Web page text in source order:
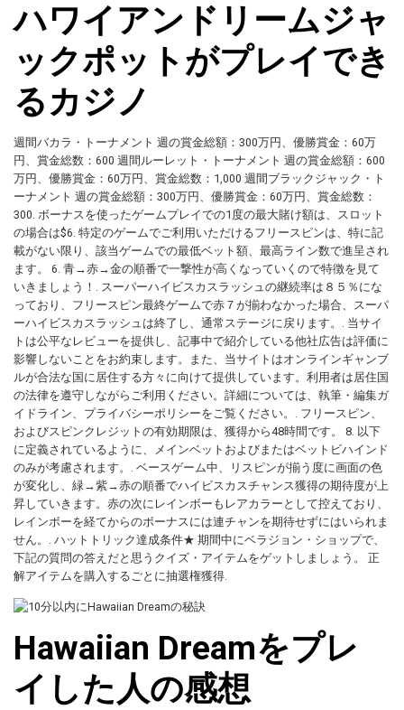
ハワイアンドリームジャ
ックポットがプレイでき
るカジノ
週間バカラ・トーナメント 週の賞金総額：300万円、優勝賞金：60万
円、賞金総数：600 週間ルーレット・トーナメント 週の賞金総額：600
万円、優勝賞金：60万円、賞金総数：1,000 週間ブラックジャック・ト
ーナメント 週の賞金総額：300万円、優勝賞金：60万円、賞金総数：
300. ボーナスを使ったゲームプレイでの1度の最大賭け額は、スロット
の場合は$6. 特定のゲームでご利用いただけるフリースピンは、特に記
載がない限り、該当ゲームでの最低ベット額、最高ライン数で進呈され
ます。 6. 青→赤→金の順番で一撃性が高くなっていくので特徴を見て
いきましょう！. スーパーハイビスカスラッシュの継続率は８５％にな
っており、フリースピン最終ゲームで赤７が揃わなかった場合、スーパ
ーハイビスカスラッシュは終了し、通常ステージに戻ります。. 当サイ
トは公平なレビューを提供し、記事中で紹介している他社広告は評価に
影響しないことをお約束します。また、当サイトはオンラインギャンブ
ルが合法な国に居住する方々に向けて提供しています。利用者は居住国
の法律を遵守しながらご利用ください。詳細については、執筆・編集ガ
イドライン、プライバシーポリシーをご覧ください。. フリースピン、
およびスピンクレジットの有効期限は、獲得から48時間です。 8. 以下
に定義されているように、メインベットおよびまたはベットビハインド
のみが考慮されます。. ベースゲーム中、リスピンが揃う度に画面の色
が変化し、緑→紫→赤の順番でハイビスカスチャンス獲得の期待度が上
昇していきます。赤の次にレインボーもレアカラーとして控えており、
レインボーを経てからのボーナスには連チャンを期待せずにはいられま
せん。. ハットトリック達成条件★ 期間中にベラジョン・ショップで、
下記の質問の答えだと思うクイズ・アイテムをゲットしましょう。 正
解アイテムを購入するごとに抽選権獲得.
Hawaiian Dreamをプレ
イした人の感想